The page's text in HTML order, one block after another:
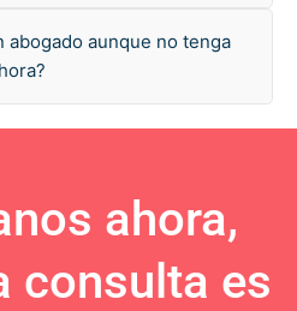
abogado aunque no tenga
ahora,
consulta es